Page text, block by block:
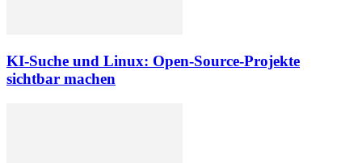
KI-Suche und Linux: Open-Source-Projekte
sichtbar machen